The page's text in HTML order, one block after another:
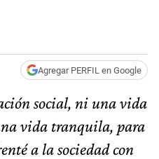
Agregar PERFIL en Google
social, ni una vida
vida tranquila, para
a la sociedad con